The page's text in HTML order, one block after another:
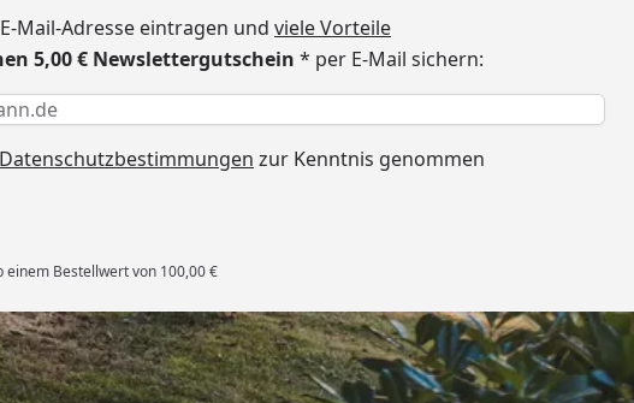
Mail-Adresse eintragen und viele Vorteile
5,00 € Newslettergutschein * per E-Mail sichern:
Datenschutzbestimmungen zur Kenntnis genommen
Bestellwert von 100,00 €